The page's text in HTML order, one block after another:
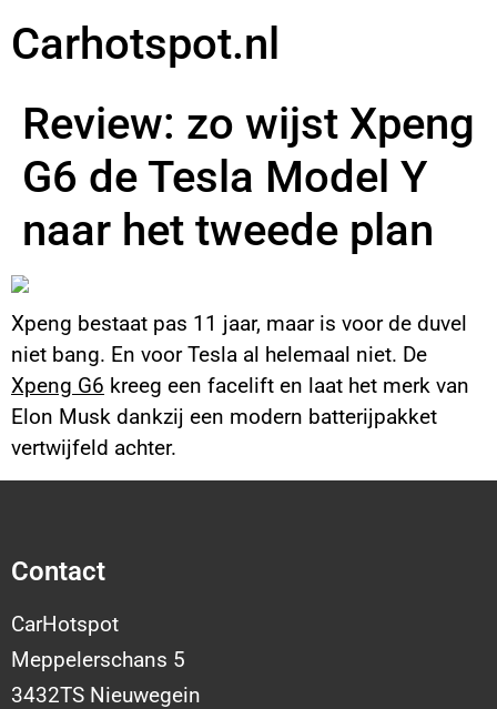
Carhotspot.nl
Review: zo wijst Xpeng
G6 de Tesla Model Y
naar het tweede plan
Xpeng bestaat pas 11 jaar, maar is voor de duvel
niet bang. En voor Tesla al helemaal niet. De
Xpeng G6 kreeg een facelift en laat het merk van
Elon Musk dankzij een modern batterijpakket
vertwijfeld achter.
Contact
CarHotspot
Meppelerschans 5
3432TS Nieuwegein